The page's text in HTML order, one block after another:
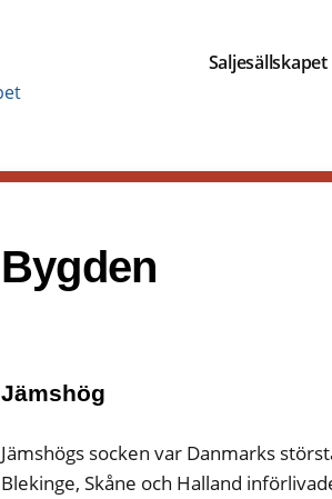
Bygden
Jämshög
Jämshögs socken var Danmarks
Blekinge, Skåne och Halland